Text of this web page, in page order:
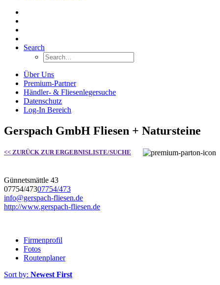
Search
Über Uns
Premium-Partner
Händler- & Fliesenlegersuche
Datenschutz
Log-In Bereich
Gerspach GmbH Fliesen + Natursteine
<< ZURÜCK ZUR ERGEBNISLISTE/SUCHE
Günnetsmättle 43
07754/47307754/473
info@gerspach-fliesen.de
http://www.gerspach-fliesen.de
Firmenprofil
Fotos
Routenplaner
Sort by: Newest First